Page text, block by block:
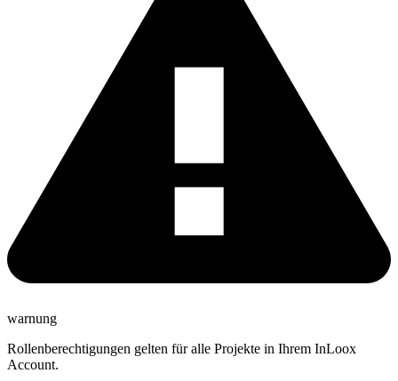
warnung
Rollenberechtigungen gelten für alle Projekte in Ihrem InLoox
Account.